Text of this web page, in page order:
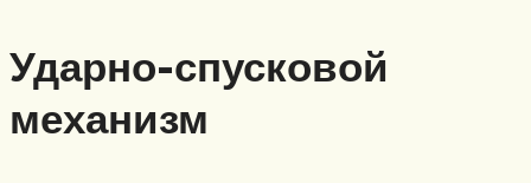
Ударно-спусковой
механизм